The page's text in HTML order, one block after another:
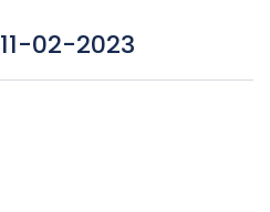
11-02-2023